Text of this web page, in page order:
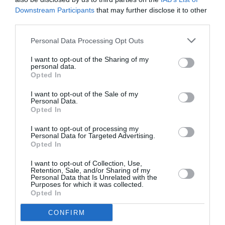
Downstream Participants that may further disclose it to other
Personal Data Processing Opt Outs
I want to opt-out of the Sharing of my
personal data.
Opted In
I want to opt-out of the Sale of my
Personal Data.
Opted In
I want to opt-out of processing my
Personal Data for Targeted Advertising.
Opted In
I want to opt-out of Collection, Use,
Retention, Sale, and/or Sharing of my
Personal Data that Is Unrelated with the
Purposes for which it was collected.
Opted In
CONFIRM
φορά;
Συνέβη κάτι περίεργο με το προηγούμενο βιβλίο.
Είχε εκδοθεί, είχε πάρει τον δρόμο του αλλά
εγώ δεν μπορούσα να αποχωριστώ τους ήρωες.
Κάποιους δε από αυτούς τούς είχα έντονα στο
ζωές τους, τι τους απασχολούσε, πώς περνούσαν
την κάθε μέρα. Τον Αντρέα τον σκεφτόμουν
συχνά. Είχε δεχθεί την επίθεση ενός βιετναμέζου
κόκορα, είχε μπλεχτεί με τον τζόγο, είχε χάσει
τη δουλειά του κι εγώ αναρωτιόμουν πού έμενε
τώρα και αν είχε βρει αλλού δουλειά. Δεν ξέρω
γιατί τον διάλεξα. Ίσως αναγνωρίζω σε αυτόν
κάποια δικά μου στοιχεία. Τη μοναχικότητα, τις
τάσεις φυγής, την απόφαση να συνεχίσει ότι κι